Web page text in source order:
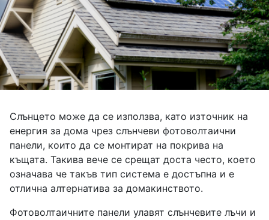
Слънцето може да се използва, като източник на
енергия за дома чрез слънчеви фотоволтаични
панели, които да се монтират на покрива на
къщата. Такива вече се срещат доста често, което
означава че такъв тип система е достъпна и е
отлична алтернатива за домакинството.
Фотоволтаичните панели улавят слънчевите лъчи и